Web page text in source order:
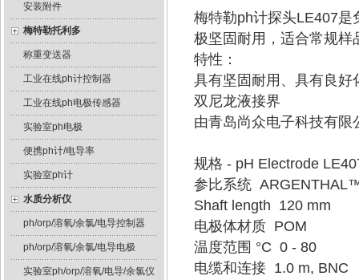
安装附件
梅特勒托利多
称重变送器
工业在线ph计控制器
工业在线ph电极传感器
实验室ph电极
便携ph计/电导率
实验室ph计
水质分析仪
ph/orp/溶氧/余氯/电导控制器
ph/orp/溶氧/余氯/电导电极
实验室ph/orp/溶氧/电导/余氯仪
梅特勒ph计探头LE407是
极坚固耐用，适合常规样
特性：
具有坚固耐用、具有良好
双尼龙液接界
由青岛尚众电子科技有限
规格 - pH Electrode
参比系统
Shaft length 120 mm
电极体材质 POM
温度范围 °C 0 - 80
电缆和连接 1.0 m, BNC